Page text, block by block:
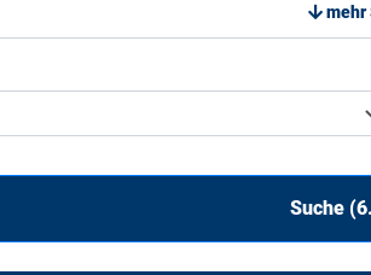
mehr
Suche (